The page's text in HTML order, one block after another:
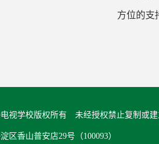
方位的支
视学校版权所有 未经授权禁止复制或
区香山普安店29号（100093）